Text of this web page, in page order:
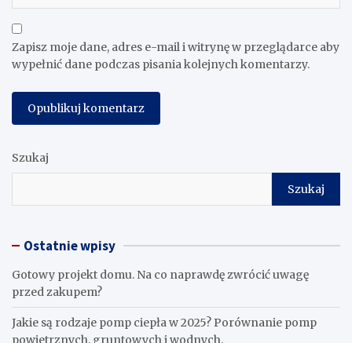
Zapisz moje dane, adres e-mail i witrynę w przeglądarce aby
wypełnić dane podczas pisania kolejnych komentarzy.
Szukaj
Szukaj
Ostatnie wpisy
Gotowy projekt domu. Na co naprawdę zwrócić uwagę
przed zakupem?
Jakie są rodzaje pomp ciepła w 2025? Porównanie pomp